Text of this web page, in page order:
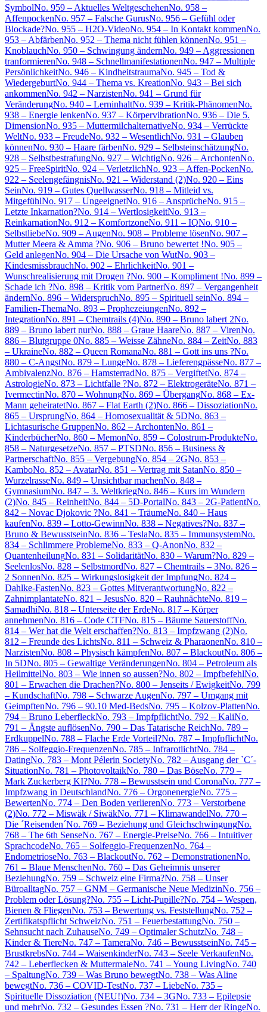
SymbolNo. 959 – Aktuelles WeltgeschehenNo. 958 –
AffenpockenNo. 957 – Falsche GurusNo. 956 – Gefühl oder
Blockade?No. 955 – H2O-VideoNo. 954 – In Kontakt kommenNo.
953 – AbfärbenNo. 952 – Thema nicht fühlen könnenNo. 951 –
KnoblauchNo. 950 – Schwingung ändernNo. 949 – Aggressionen
tranformierenNo. 948 – SchnellmanifestationenNo. 947 – Multiple
PersönlichkeitNo. 946 – KindheitstraumaNo. 945 – Tod &
WiedergeburtNo. 944 – Thema vs. KreationNo. 943 – Bei sich
ankommenNo. 942 – NarzistenNo. 941 – Grund für
VeränderungNo. 940 – LerninhaltNo. 939 – Kritik-PhänomenNo.
938 – Energie lenkenNo. 937 – KörpervibrationNo. 936 – Die 5.
DimensionNo. 935 – MuttermilchalternativeNo. 934 – Verrückte
WeltNo. 933 – FreudeNo. 932 – WesentlichNo. 931 – Glauben
könnenNo. 930 – Haare färbenNo. 929 – SelbsteinschätzungNo.
928 – SelbstbestrafungNo. 927 – WichtigNo. 926 – ArchontenNo.
925 – FreeSpiritNo. 924 – VerletzlichNo. 923 – Affen-PockenNo.
922 – SeelengefängnisNo. 921 – Widerstand (2)No. 920 – Eins
SeinNo. 919 – Gutes QuellwasserNo. 918 – Mitleid vs.
MitgefühlNo. 917 – UngeeignetNo. 916 – AnsprücheNo. 915 –
Letzte Inkarnation?No. 914 – WertlosigkeitNo. 913 –
ReinkarnationNo. 912 – KomfortzoneNo. 911 – IQNo. 910 –
SelbstliebeNo. 909 – AugenNo. 908 – Probleme lösenNo. 907 –
Mutter Meera & Amma ?No. 906 – Bruno bewertet !No. 905 –
Geld anlegenNo. 904 – Die Ursache von WutNo. 903 –
KindesmissbrauchNo. 902 – EhrlichkeitNo. 901 –
Wunschrealisierung mit Drogen ?No. 900 – Kompliment !No. 899 –
Schade ich ?No. 898 – Kritik vom PartnerNo. 897 – Vergangenheit
ändernNo. 896 – WiderspruchNo. 895 – Spirituell seinNo. 894 –
Familien-ThemaNo. 893 – ProphezeiungenNo. 892 –
IntegrationNo. 891 – Chemtrails (4)No. 890 – Bruno labert 2No.
889 – Bruno labert nurNo. 888 – Graue HaareNo. 887 – VirenNo.
886 – Blutgruppe 0No. 885 – Weisse ZähneNo. 884 – ZeitNo. 883
– UkraineNo. 882 – Queen RomanaNo. 881 – Gott ins uns ?No.
880 – C-AngstNo. 879 – LungeNo. 878 – LieferengpässeNo. 877 –
AmbivalenzNo. 876 – HamsterradNo. 875 – VergiftetNo. 874 –
AstrologieNo. 873 – Lichtfalle ?No. 872 – ElektrogeräteNo. 871 –
IvermectinNo. 870 – WohnungNo. 869 – ÜbergangNo. 868 – Ex-
Mann geheiratetNo. 867 – Flat Earth (2)No. 866 – DissoziationNo.
865 – UrsprungNo. 864 – Homosexualität & 5DNo. 863 –
Lichtasurische GruppenNo. 862 – ArchontenNo. 861 –
KinderbücherNo. 860 – MemonNo. 859 – Colostrum-ProdukteNo.
858 – NaturgesetzeNo. 857 – PTSDNo. 856 – Business &
PartnerschaftNo. 855 – VergebungNo. 854 – 2GNo. 853 –
KamboNo. 852 – AvatarNo. 851 – Vertrag mit SatanNo. 850 –
WurzelrasseNo. 849 – Unsichtbar machenNo. 848 –
GymnasiumNo. 847 – 3. WeltkriegNo. 846 – Kurs im Wundern
(2)No. 845 – ReinheitNo. 844 – 5D-PortalNo. 843 – 2G-PatientNo.
842 – Novac Djokovic ?No. 841 – TräumeNo. 840 – Haus
kaufenNo. 839 – Lotto-GewinnNo. 838 – Negatives?No. 837 –
Bruno & BewusstseinNo. 836 – TeslaNo. 835 – ImmunsystemNo.
834 – Schlimmere ProblemeNo. 833 – Q-AnonNo. 832 –
QuantenheilungNo. 831 – SolidaritätNo. 830 – Warum?No. 829 –
SeelenlosNo. 828 – SelbstmordNo. 827 – Chemtrails – 3No. 826 –
2 SonnenNo. 825 – Wirkungslosigkeit der ImpfungNo. 824 –
Dahlke-FastenNo. 823 – Gottes MitverantwortungNo. 822 –
ZahnimplantateNo. 821 – JesusNo. 820 – RauhnächteNo. 819 –
SamadhiNo. 818 – Unterseite der ErdeNo. 817 – Körper
annehmenNo. 816 – Code CTFNo. 815 – Bäume SauerstoffNo.
814 – Wer hat die Welt erschaffen?No. 813 – Impfzwang (2)No.
812 – Freunde des LichtsNo. 811 – Schweiz & PharaonenNo. 810 –
NarzistenNo. 808 – Physisch kämpfenNo. 807 – BlackoutNo. 806 –
In 5DNo. 805 – Gewaltige VeränderungenNo. 804 – Petroleum als
HeilmittelNo. 803 – Wie innen so aussen?No. 802 – ImpfbefehlNo.
801 – Erwachen die Drachen?No. 800 – Jenseits / EwigkeitNo. 799
– KundschaftNo. 798 – Schwarze AugenNo. 797 – Umgang mit
GeimpftenNo. 796 – 90.10 Med-BedsNo. 795 – Kolzov-PlattenNo.
794 – Bruno LeberfleckNo. 793 – ImpfpflichtNo. 792 – KaliNo.
791 – Ängste auflösenNo. 790 – Das Tatarische ReichNo. 789 –
ErdkuppelNo. 788 – Flache Erde Vorteil?No. 787 – ImpfpflichtNo.
786 – Solfeggio-FrequenzenNo. 785 – InfrarotlichtNo. 784 –
DatingNo. 783 – Mont Pélerin SocietyNo. 782 – Ausgang der `C´-
SituationNo. 781 – PhotovoltaikNo. 780 – Das BöseNo. 779 –
Mark Zuckerberg KI?No. 778 – Bewusstsein und CoronaNo. 777 –
Impfzwang in DeutschlandNo. 776 – OrgonenergieNo. 775 –
BewertenNo. 774 – Den Boden verlierenNo. 773 – Verstorbene
(2)No. 772 – Miswäk / SiwäkNo. 771 – KlimawandelNo. 770 –
Die ´Reisenden´No. 769 – Beziehung und GleichschwingungNo.
768 – The 6th SenseNo. 767 – Energie-PreiseNo. 766 – Intuitiver
SprachcodeNo. 765 – Solfeggio-FrequenzenNo. 764 –
EndometrioseNo. 763 – BlackoutNo. 762 – DemonstrationenNo.
761 – Blaue MenschenNo. 760 – Das Geheimnis unserer
BeziehungNo. 759 – Schweiz eine Firma?No. 758 – Unser
BüroalltagNo. 757 – GNM – Germanische Neue MedizinNo. 756 –
Problem oder Lösung?No. 755 – Licht-Pupille?No. 754 – Wespen,
Bienen & FliegenNo. 753 – Bewertung vs. FeststellungNo. 752 –
Zertifikatspflicht SchweizNo. 751 – FeuerbestattungNo. 750 –
Sehnsucht nach ZuhauseNo. 749 – Optimaler SchutzNo. 748 –
Kinder & TiereNo. 747 – TameraNo. 746 – BewusstseinNo. 745 –
BrustkrebsNo. 744 – WaisenkinderNo. 743 – Seele VerkaufenNo.
742 – Leberflecken & MuttermaleNo. 741 – Young LivingNo. 740
– SpaltungNo. 739 – Was Bruno bewegtNo. 738 – Was Aline
bewegtNo. 736 – COVID-TestNo. 737 – LiebeNo. 735 –
Spirituelle Dissoziation (NEU!)No. 734 – 3GNo. 733 – Epilepsie
und mehrNo. 732 – Gesundes Essen ?No. 731 – Herr der RingeNo.